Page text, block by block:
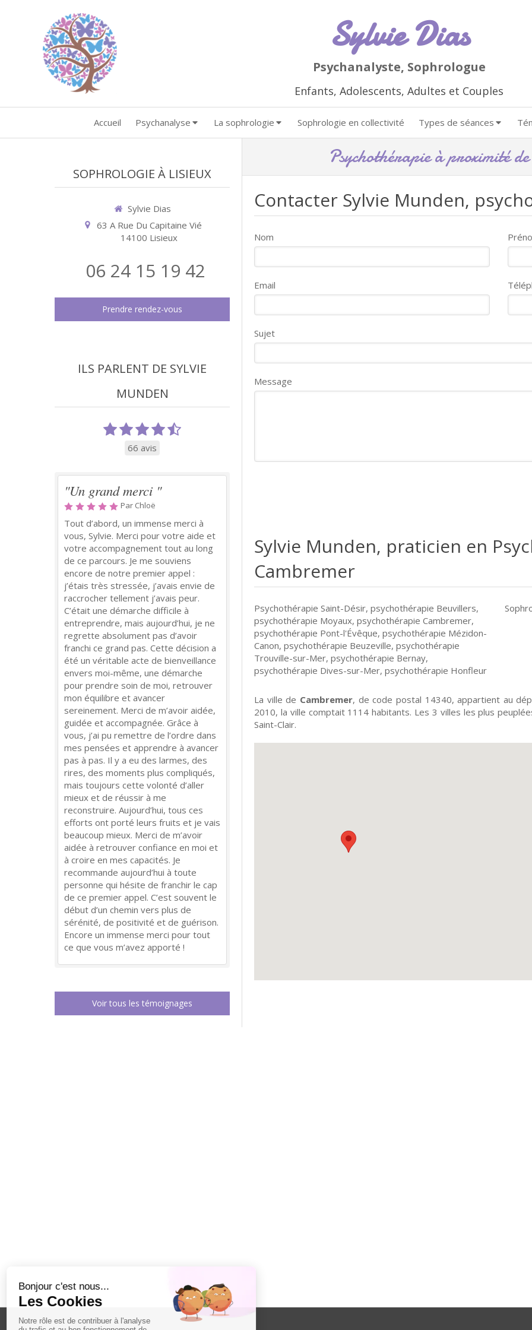
Sylvie Dias
Psychanalyste, Sophrologue
Enfants, Adolescents, Adultes et Couples
Accueil Psychanalyse La sophrologie Sophrologie en collectivité Types de séances
Psychothérapie à proximité
Contacter Sylvie Munden,
Nom
Email
Sujet
Message
Sylvie Munden, praticien en
Cambremer
Psychothérapie Saint-Désir, psychothérapie Beuvillers,
psychothérapie Moyaux, psychothérapie Cambremer,
psychothérapie Pont-l'Évêque, psychothérapie Mézidon-
Canon, psychothérapie Beuzeville, psychothérapie
Trouville-sur-Mer, psychothérapie Bernay,
psychothérapie Dives-sur-Mer, psychothérapie Honfleur
La ville de Cambremer, de code postal 14340, appartient au
2010, la ville comptait 1114 habitants. Les 3 villes les plus
Saint-Clair.
SOPHROLOGIE À LISIEUX
Sylvie Dias
63 A Rue Du Capitaine Vié
14100 Lisieux
06 24 15 19 42
Prendre rendez-vous
ILS PARLENT DE SYLVIE
MUNDEN
66 avis
"Un grand merci "
Par Chloë
Tout d’abord, un immense merci à
vous, Sylvie. Merci pour votre aide et
votre accompagnement tout au long
de ce parcours. Je me souviens
encore de notre premier appel :
j’étais très stressée, j’avais envie de
raccrocher tellement j’avais peur.
C’était une démarche difficile à
entreprendre, mais aujourd’hui, je ne
regrette absolument pas d’avoir
franchi ce grand pas. Cette décision a
été un véritable acte de bienveillance
envers moi-même, une démarche
pour prendre soin de moi, retrouver
mon équilibre et avancer
sereinement. Merci de m’avoir aidée,
guidée et accompagnée. Grâce à
vous, j’ai pu remettre de l’ordre dans
mes pensées et apprendre à avancer
pas à pas. Il y a eu des larmes, des
rires, des moments plus compliqués,
mais toujours cette volonté d’aller
mieux et de réussir à me
reconstruire. Aujourd’hui, tous ces
efforts ont porté leurs fruits et je vais
beaucoup mieux. Merci de m’avoir
aidée à retrouver confiance en moi et
à croire en mes capacités. Je
recommande aujourd’hui à toute
personne qui hésite de franchir le cap
de ce premier appel. C’est souvent le
début d’un chemin vers plus de
sérénité, de positivité et de guérison.
Encore un immense merci pour tout
ce que vous m’avez apporté !
Voir tous les témoignages